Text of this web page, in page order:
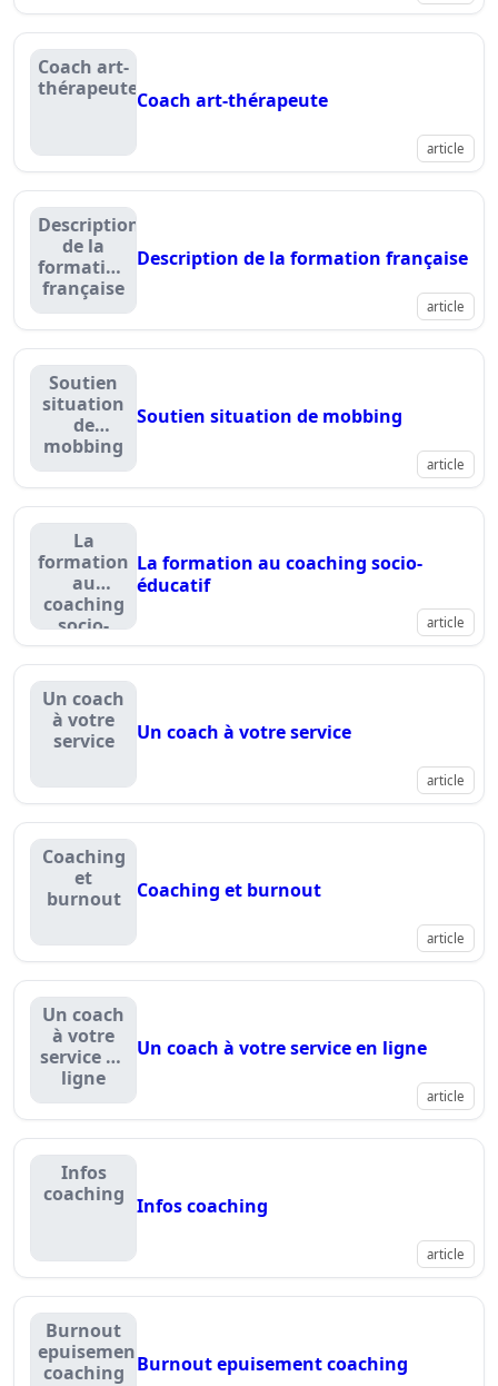
Coach art-
thérapeuteCoach art-thérapeute
article
Description
de la
formation
française
Description de la formation française
article
Soutien
situation
de
mobbing
Soutien situation de mobbing
article
La
formation
au
coaching
socio-
éducatif
La formation au coaching socio-
éducatif
article
Un coach
à votre
service
Un coach à votre service
article
Coaching
et
burnout
Coaching et burnout
article
Un coach
à votre
service en
ligne
Un coach à votre service en ligne
article
Infos
coaching Infos coaching
article
Burnout
epuisement
coaching Burnout epuisement coaching